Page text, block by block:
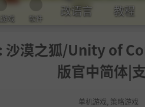
戏 软件
改语言 教程
沙漠之狐/Unity of
版官中简体|
单机游戏 策略游戏